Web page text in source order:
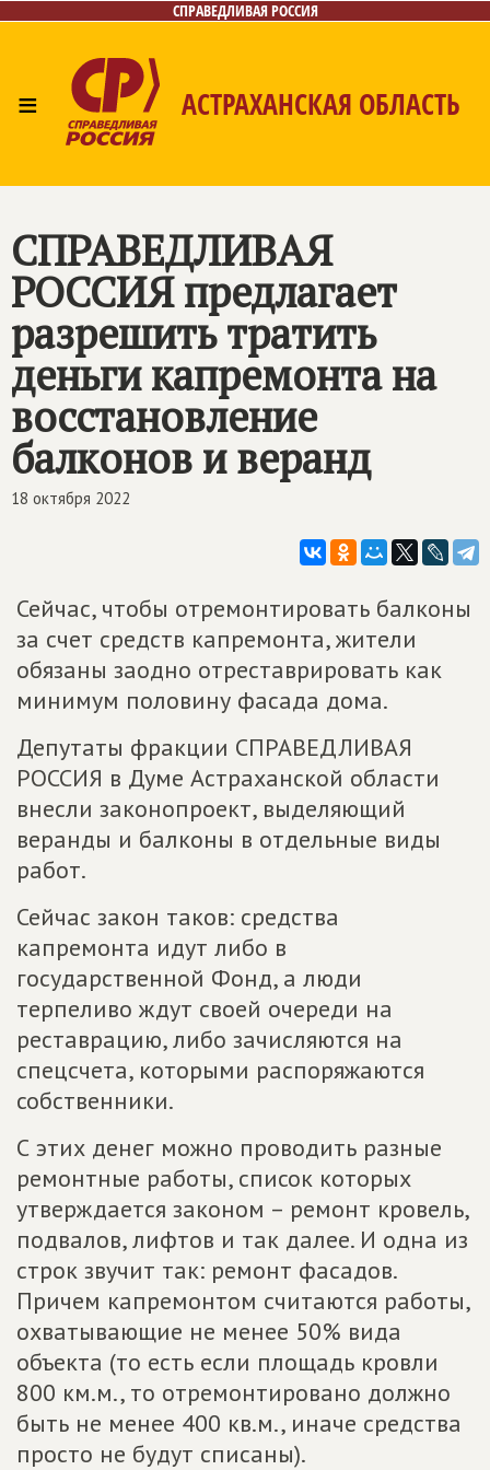
СПРАВЕДЛИВАЯ РОССИЯ
≡ АСТРАХАНСКАЯ ОБЛАСТЬ
Контакты
СПРАВЕДЛИВАЯ
РОССИЯ предлагает
разрешить тратить
деньги капремонта на
восстановление
балконов и веранд
18 октября 2022
Сейчас, чтобы отремонтировать балконы
за счет средств капремонта, жители
обязаны заодно отреставрировать как
минимум половину фасада дома.
Депутаты фракции СПРАВЕДЛИВАЯ
РОССИЯ в Думе Астраханской области
внесли законопроект, выделяющий
веранды и балконы в отдельные виды
работ.
Сейчас закон таков: средства
капремонта идут либо в
государственной Фонд, а люди
терпеливо ждут своей очереди на
реставрацию, либо зачисляются на
спецсчета, которыми распоряжаются
собственники.
С этих денег можно проводить разные
ремонтные работы, список которых
утверждается законом – ремонт кровель,
подвалов, лифтов и так далее. И одна из
строк звучит так: ремонт фасадов.
Причем капремонтом считаются работы,
охватывающие не менее 50% вида
объекта (то есть если площадь кровли
800 км.м., то отремонтировано должно
быть не менее 400 кв.м., иначе средства
просто не будут списаны).